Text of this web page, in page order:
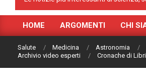
Primary
Navigation
Menu
HOME ARGOMENTI CHI
Salute Medicina Astronomia
Archivio video esperti
Cronache di Libri